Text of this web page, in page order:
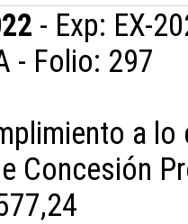
- Exp: EX-
- Folio: 297
a lo
Concesión